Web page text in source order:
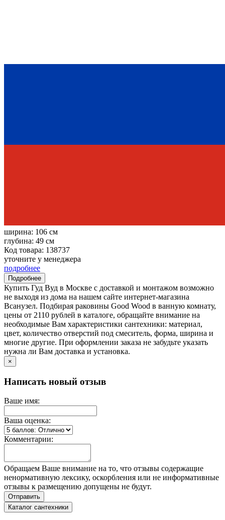
ширина: 106 см
глубина: 49 см
Код товара: 138737
уточните у менеджера
подробнее
Подробнее
Купить Гуд Вуд в Москве с доставкой и монтажом возможно
не выходя из дома на нашем сайте интернет-магазина
Всанузел. Подбирая раковины Good Wood в ванную комнату,
цены от 2110 рублей в каталоге, обращайте внимание на
необходимые Вам характеристики сантехники: материал,
цвет, количество отверстий под смеситель, форма, ширина и
многие другие. При оформлении заказа не забудьте указать
нужна ли Вам доставка и установка.
×
Написать новый отзыв
Ваше имя:
Ваша оценка:
Комментарии:
Обращаем Ваше внимание на то, что отзывы содержащие
ненормативную лексику, оскорбления или не информативные
отзывы к размещению допущены не будут.
Каталог сантехники